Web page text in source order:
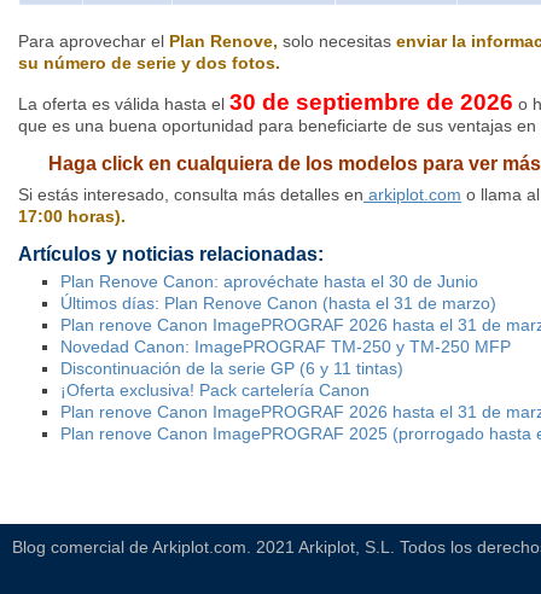
Para aprovechar el Plan Renove, solo necesitas enviar la
su número de serie y dos fotos.
La oferta es válida hasta el 30 de septiembre de 2026 o
que es una buena oportunidad para beneficiarte de sus ventajas
Haga click en cualquiera de los modelos para ver
Si estás interesado, consulta más detalles en arkiplot.com o llama al
17:00 horas).
Artículos y noticias relacionadas:
Plan Renove Canon: aprovéchate hasta el 30 de Junio
Últimos días: Plan Renove Canon (hasta el 31 de marzo)
Plan renove Canon ImagePROGRAF 2026 hasta el 31 de
Novedad Canon: ImagePROGRAF TM-250 y TM-250 MFP
Discontinuación de la serie GP (6 y 11 tintas)
¡Oferta exclusiva! Pack cartelería Canon
Plan renove Canon ImagePROGRAF 2026 hasta el 31 de
Plan renove Canon ImagePROGRAF 2025 (prorrogado hasta
Blog comercial de Arkiplot.com. 2021 Arkiplot, S.L. Todos los